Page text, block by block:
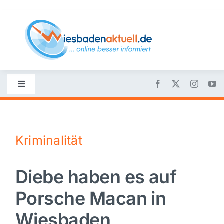
content
Toggle
Navigation
Nachrichten
Politik
Wirtschaft
Kriminalität
Diebe haben es auf
Porsche Macan in